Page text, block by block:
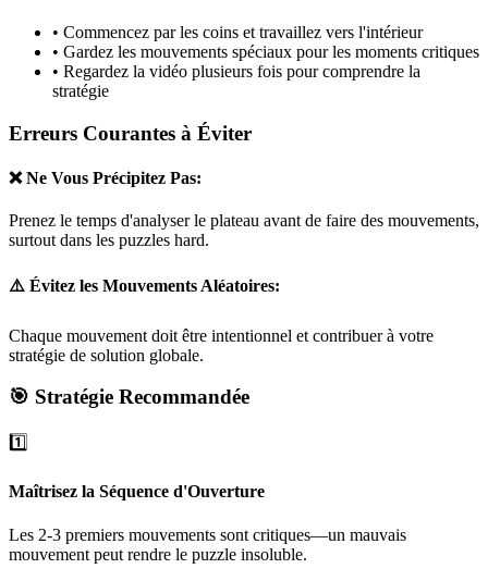
• Commencez par les coins et travaillez vers l'intérieur
• Gardez les mouvements spéciaux pour les moments critiques
• Regardez la vidéo plusieurs fois pour comprendre la
stratégie
Erreurs Courantes à Éviter
❌ Ne Vous Précipitez Pas:
Prenez le temps d'analyser le plateau avant de faire des mouvements,
surtout dans les puzzles hard.
⚠️ Évitez les Mouvements Aléatoires:
Chaque mouvement doit être intentionnel et contribuer à votre
stratégie de solution globale.
🎯 Stratégie Recommandée
1️⃣
Maîtrisez la Séquence d'Ouverture
Les 2-3 premiers mouvements sont critiques—un mauvais
mouvement peut rendre le puzzle insoluble.